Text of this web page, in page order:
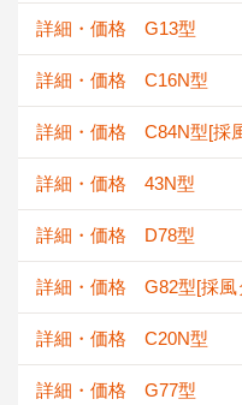
詳細・価格 G13型
詳細・価格 C16N型
詳細・価格 C84N型[採
詳細・価格 43N型
詳細・価格 D78型
詳細・価格 G82型[採風
詳細・価格 C20N型
詳細・価格 G77型